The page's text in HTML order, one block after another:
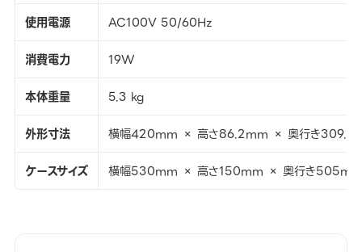
使用電源
AC100V 50/60Hz
消費電力
19W
本体重量
5.3 kg
外形寸法
横幅420mm × 高さ86.2mm × 奥行き
ケースサイズ
横幅530mm × 高さ150mm × 奥行き505mm